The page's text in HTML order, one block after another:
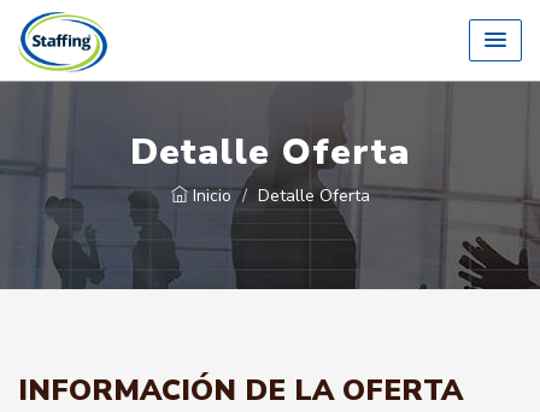
Detalle Oferta
Inicio Detalle Oferta
INFORMACIÓN DE LA OFERTA